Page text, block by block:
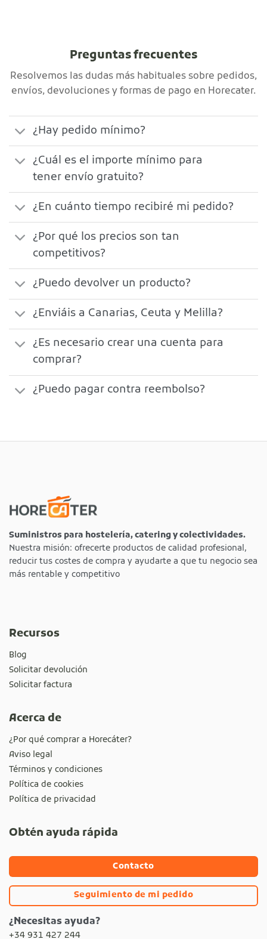
Preguntas frecuentes
Resolvemos las dudas más habituales sobre pedidos,
envíos, devoluciones y formas de pago en Horecater.
¿Hay pedido mínimo?
¿Cuál es el importe mínimo para
tener envío gratuito?
¿En cuánto tiempo recibiré mi pedido?
¿Por qué los precios son tan
competitivos?
¿Puedo devolver un producto?
¿Enviáis a Canarias, Ceuta y Melilla?
¿Es necesario crear una cuenta para
comprar?
¿Puedo pagar contra reembolso?
Suministros para hostelería, catering y colectividades.
Nuestra misión: ofrecerte productos de calidad profesional,
reducir tus costes de compra y ayudarte a que tu negocio sea
más rentable y competitivo
Recursos
Blog
Solicitar devolución
Solicitar factura
Acerca de
¿Por qué comprar a Horecáter?
Aviso legal
Términos y condiciones
Política de cookies
Política de privacidad
Obtén ayuda rápida
Contacto
Seguimiento de mi pedido
¿Necesitas ayuda?
+34 931 427 244